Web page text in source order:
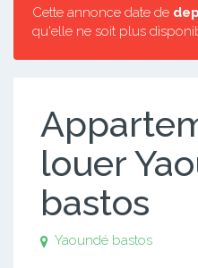
Cette annonce date de
qu'elle ne soit plus
louer
bastos
Yaoundé bastos